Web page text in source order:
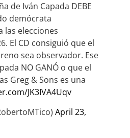
de Iván Capada DEBE
demócrata
las elecciones
El CD consiguió que el
sea observador. Ese
NO GANÓ o que el
Greg & Sons es una
JK3IVA4Uqv
April 23,